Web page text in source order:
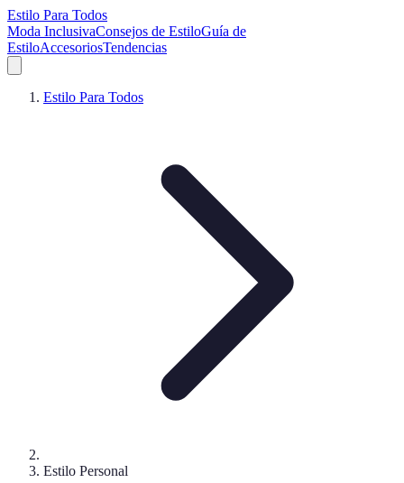
Estilo Para Todos
Moda InclusivaConsejos de EstiloGuía de
EstiloAccesoriosTendencias
Estilo Para Todos
Estilo Personal